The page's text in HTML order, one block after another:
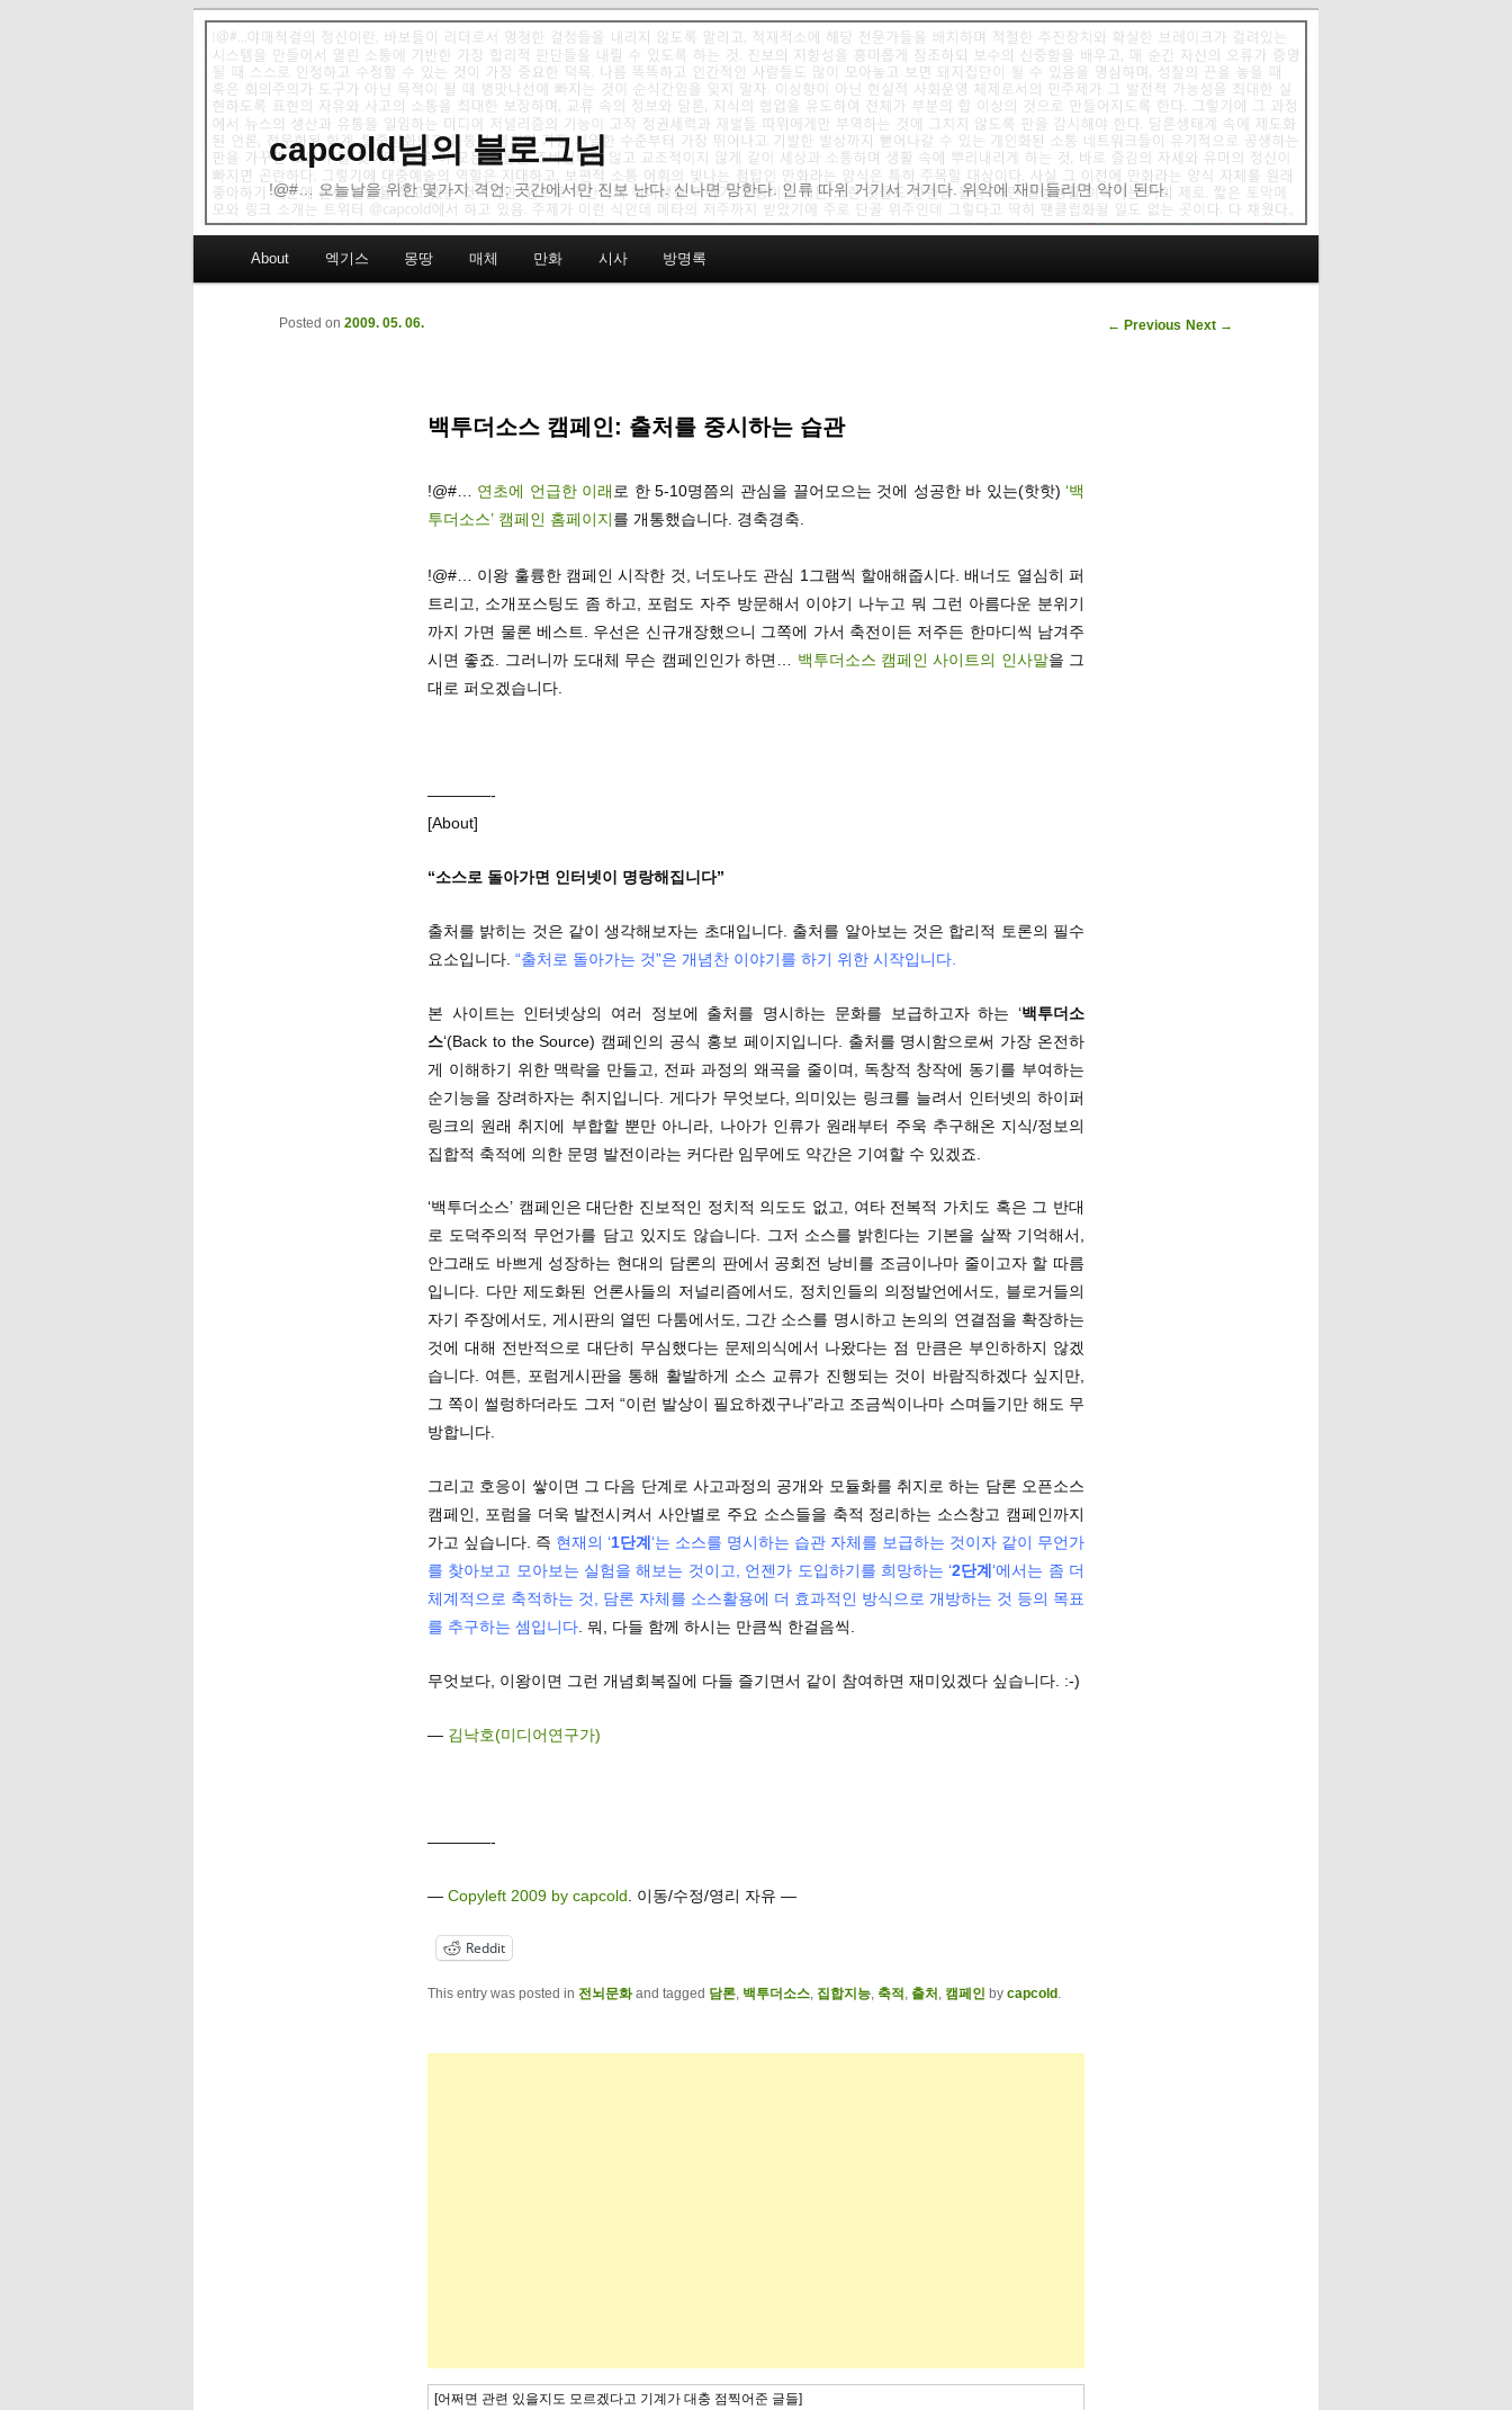
capcold님의 블로그님
!@#… 오늘날을 위한 몇가지 격언: 곳간에서만 진보 난다. 신나면 망한다. 인류 따위 거기서 거기다. 위악에 재미들리면 악이 된다.
Skip to primary content
Skip to secondary content
About 엑기스 몽땅 매체 만화 시사 방명록
Post navigation
← Previous Next →
백투더소스 캠페인: 출처를 중시하는 습관
Posted on 2009. 05. 06.
!@#… 연초에 언급한 이래 로 한 5-10명쯤의 관심을 끌어모으는 것에 성공한 바 있는(핫핫)‘백
투더소스’ 캠페인 홈페이지를 개통했습니다. 경축경축.
!@#… 이왕 훌륭한 캠페인 시작한 것, 너도나도 관심 1그램씩 할애해줍시다. 배너도 열심히 퍼
트리고, 소개포스팅도 좀 하고, 포럼도 자주 방문해서 이야기 나누고 뭐 그런 아름다운 분위기
까지 가면 물론 베스트. 우선은 신규개장했으니 그쪽에 가서 축전이든 저주든 한마디씩 남겨주
시면 좋죠. 그러니까 도대체 무슨 캠페인인가 하면… 백투더소스 캠페인 사이트의 인사말을 그
대로 퍼오겠습니다.
————-
[About]
“소스로 돌아가면 인터넷이 명랑해집니다”
출처를 밝히는 것은 같이 생각해보자는 초대입니다. 출처를 알아보는 것은 합리적 토론의 필수
요소입니다. “출처로 돌아가는 것”은 개념찬 이야기를 하기 위한 시작입니다.
본 사이트는 인터넷상의 여러 정보에 출처를 명시하는 문화를 보급하고자 하는 ‘백투더소
스‘(Back to the Source) 캠페인의 공식 홍보 페이지입니다. 출처를 명시함으로써 가장 온전하
게 이해하기 위한 맥락을 만들고, 전파 과정의 왜곡을 줄이며, 독창적 창작에 동기를 부여하는
순기능을 장려하자는 취지입니다. 게다가 무엇보다, 의미있는 링크를 늘려서 인터넷의 하이퍼
링크의 원래 취지에 부합할 뿐만 아니라, 나아가 인류가 원래부터 주욱 추구해온 지식/정보의
집합적 축적에 의한 문명 발전이라는 커다란 임무에도 약간은 기여할 수 있겠죠.
‘백투더소스’ 캠페인은 대단한 진보적인 정치적 의도도 없고, 여타 전복적 가치도 혹은 그 반대
로 도덕주의적 무언가를 담고 있지도 않습니다. 그저 소스를 밝힌다는 기본을 살짝 기억해서,
안그래도 바쁘게 성장하는 현대의 담론의 판에서 공회전 낭비를 조금이나마 줄이고자 할 따름
입니다. 다만 제도화된 언론사들의 저널리즘에서도, 정치인들의 의정발언에서도, 블로거들의
자기 주장에서도, 게시판의 열띤 다툼에서도, 그간 소스를 명시하고 논의의 연결점을 확장하는
것에 대해 전반적으로 대단히 무심했다는 문제의식에서 나왔다는 점 만큼은 부인하하지 않겠
습니다. 여튼, 포럼게시판을 통해 활발하게 소스 교류가 진행되는 것이 바람직하겠다 싶지만,
그 쪽이 썰렁하더라도 그저 “이런 발상이 필요하겠구나”라고 조금씩이나마 스며들기만 해도 무
방합니다.
그리고 호응이 쌓이면 그 다음 단계로 사고과정의 공개와 모듈화를 취지로 하는 담론 오픈소스
캠페인, 포럼을 더욱 발전시켜서 사안별로 주요 소스들을 축적 정리하는 소스창고 캠페인까지
가고 싶습니다. 즉 현재의 ‘1단계 ‘는 소스를 명시하는 습관 자체를 보급하는 것이자 같이 무언가
를 찾아보고 모아보는 실험을 해보는 것이고, 언젠가 도입하기를 희망하는 ‘2단계‘에서는 좀 더
체계적으로 축적하는 것, 담론 자체를 소스활용에 더 효과적인 방식으로 개방하는 것 등의 목표
를 추구하는 셈입니다. 뭐, 다들 함께 하시는 만큼씩 한걸음씩.
무엇보다, 이왕이면 그런 개념회복질에 다들 즐기면서 같이 참여하면 재미있겠다 싶습니다. :-)
— 김낙호(미디어연구가)
————-
— Copyleft 2009 by capcold . 이동/수정/영리 자유 —
Reddit
This entry was posted in 전뇌문화and tagged 담론, 백투더소스, 집합지능, 축적 출처 캠페인 by capcold.
[어쩌면 관련 있을지도 모르겠다고 기계가 대충 점찍어준 글들]